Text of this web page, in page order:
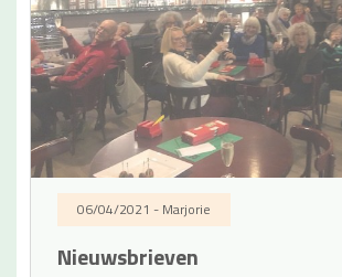
06/04/2021 - Marjorie
Nieuwsbrieven